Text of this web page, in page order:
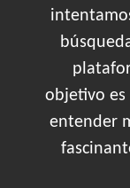
objetivo es
entender